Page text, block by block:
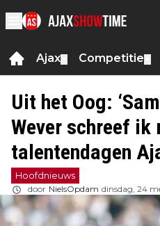
Ajax Competitie
Uit het Oog:
Wever schreef ik
talentendagen
Hoofdnieuws
door NielsOpdam dinsdag, 24